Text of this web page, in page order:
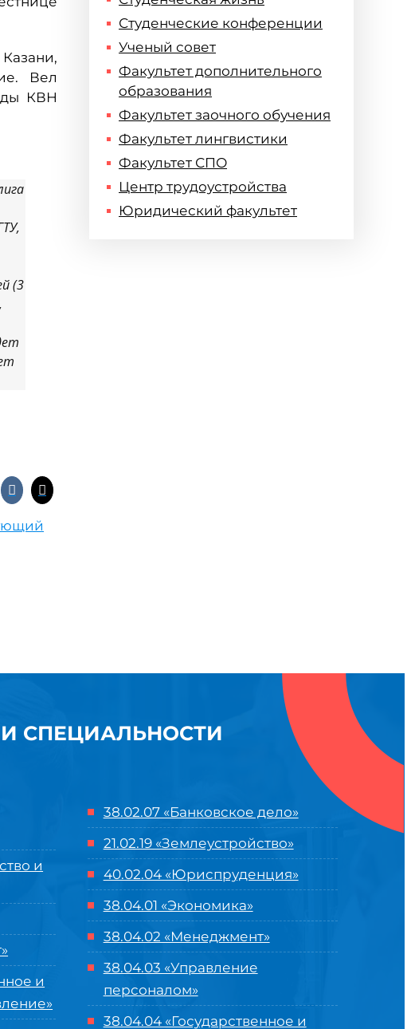
Вел
КВН
(3
Студенческие конференции
Ученый совет
Факультет дополнительного
образования
Факультет заочного обучения
Факультет лингвистики
Факультет СПО
Центр трудоустройства
Юридический факультет
СПЕЦИАЛЬНОСТИ
и
и
38.02.07 «Банковское дело»
21.02.19 «Землеустройство»
40.02.04 «Юриспруденция»
38.04.01 «Экономика»
38.04.02 «Менеджмент»
38.04.03 «Управление
персоналом»
38.04.04 «Государственное и